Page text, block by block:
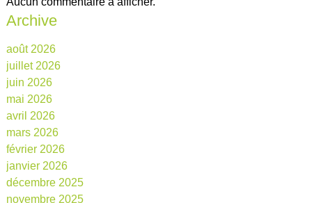
Archive
août 2026
juillet 2026
juin 2026
mai 2026
avril 2026
mars 2026
février 2026
janvier 2026
décembre 2025
novembre 2025